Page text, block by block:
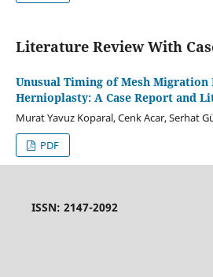
Literature Review With
Unusual Timing of Mesh
Hernioplasty: A Case Report and
Murat Yavuz Koparal, Cenk Acar, Serhat
PDF
ISSN: 2147-2092